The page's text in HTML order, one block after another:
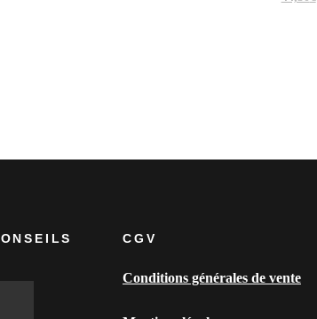
CGV
Conditions générales de vente